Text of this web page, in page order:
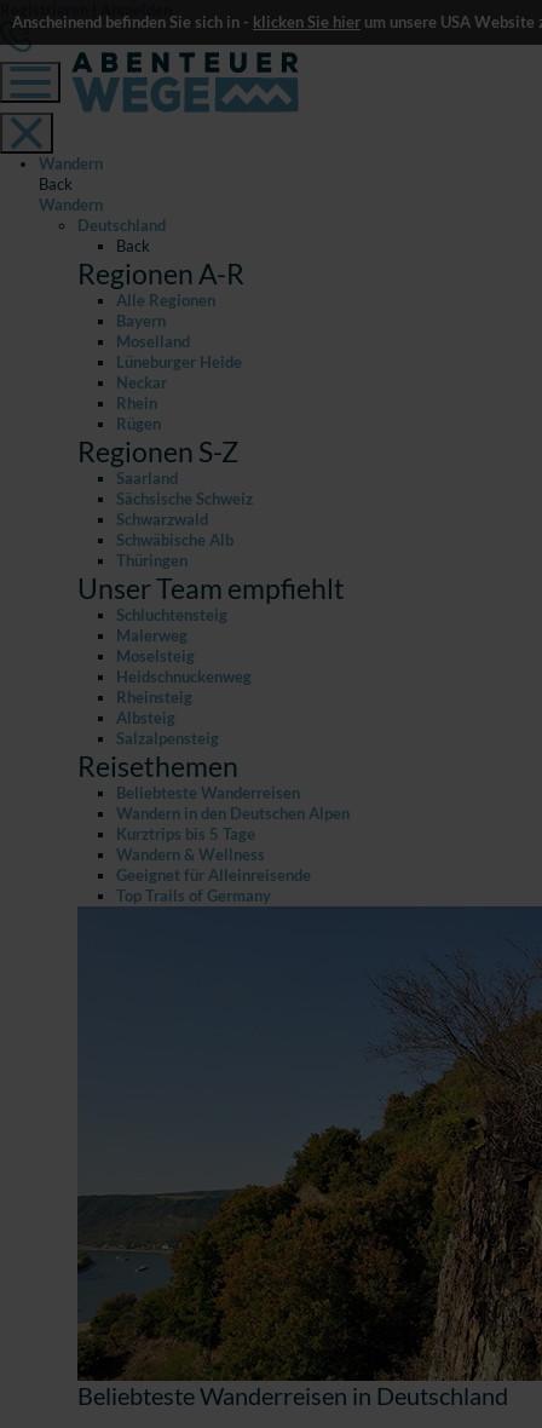
Anscheinend befinden Sie sich in - klicken Sie hier um unsere USA Website
Wandern
Back
Wandern
Deutschland
Back
Regionen A-R
Alle Regionen
Bayern
Moselland
Lüneburger Heide
Neckar
Rhein
Rügen
Regionen S-Z
Saarland
Sächsische Schweiz
Schwarzwald
Schwäbische Alb
Thüringen
Unser Team empfiehlt
Schluchtensteig
Malerweg
Moselsteig
Heidschnuckenweg
Rheinsteig
Albsteig
Salzalpensteig
Reisethemen
Beliebteste Wanderreisen
Wandern in den Deutschen Alpen
Kurztrips bis 5 Tage
Wandern & Wellness
Geeignet für Alleinreisende
Top Trails of Germany
Beliebteste Wanderreisen in Deutschland